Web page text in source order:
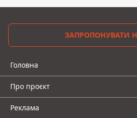
ЗАПРОПОНУВАТИ
Головна
Про проєкт
Реклама